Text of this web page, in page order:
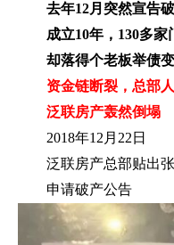
去年12月突然宣告
成立10年，130多家
却落得个老板举债
资金链断裂，总部
泛联房产轰然倒塌
2018年12月22日
泛联房产总部贴出
申请破产公告